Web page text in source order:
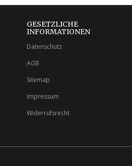
GESETZLICHE
INFORMATIONEN
Datenschutz
AGB
Sitemap
Impressum
Widerrufsrecht